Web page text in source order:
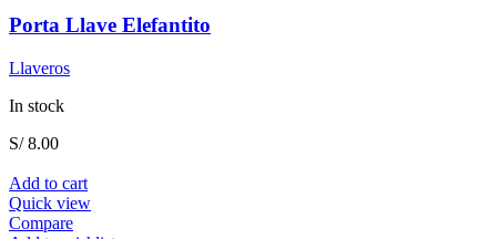
Porta Llave Elefantito
Llaveros
In stock
S/8.00
Add to cart
Quick view
Compare